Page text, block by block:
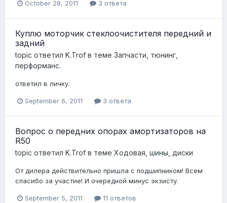
October 28, 2011 3 ответа
Куплю моторчик стеклоочистителя передний и
задний
topic ответил K.Trof в теме Запчасти, тюнинг,
перформанс.
ответил в личку.
September 6, 2011 3 ответа
Вопрос о передних опорах амортизаторов на
R50
topic ответил K.Trof в теме Ходовая, шины, диски
От дилера действительно пришла с подшипником! Всем
спасибо за участие! И очередной минус экзисту.
September 5, 2011 11 ответов